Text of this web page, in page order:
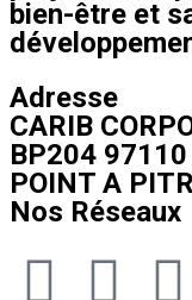
bien-être et
Adresse
CARIB
BP204 97110
POINT A
Nos Réseaux